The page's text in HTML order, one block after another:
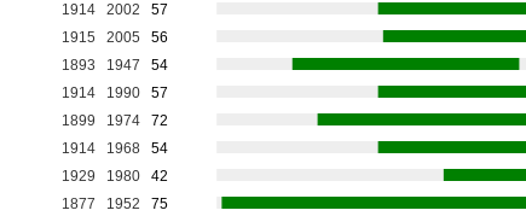
1914 2002
57
1915 2005
56
1893 1947
54
1914 1990
57
1899 1974
72
1914 1968
54
1929 1980
42
1877 1952
75